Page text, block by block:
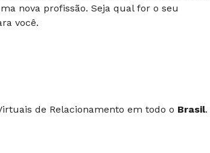
nova profissão. Seja qual for o seu
você.
de Relacionamento em todo o Brasil.